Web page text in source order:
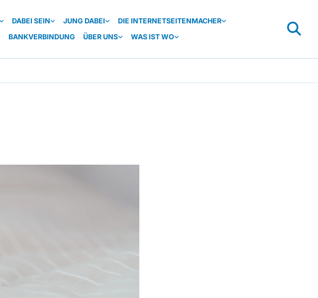
DABEI SEIN JUNG DABEI
DIE INTERNETSEITENMACHER
BANKVERBINDUNG ÜBER UNS WAS IST WO